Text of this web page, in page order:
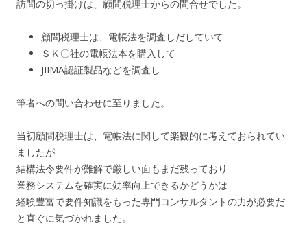
訪問の切っ掛けは、顧問税理士からの問合せでした。
顧問税理士は、電帳法を調査しだしていて
ＳＫ〇社の電帳法本を購入して
JIIMA認証製品などを調査し
筆者への問い合わせに至りました。
当初顧問税理士は、電帳法に関して楽観的に考えておられてい
ましたが
結構法令要件が難解で厳しい面もまだ残っており
業務システムを確実に効率向上できるかどうかは
経験豊富で要件知識をもった専門コンサルタントの力が必要だ
と直ぐに気づかれました。